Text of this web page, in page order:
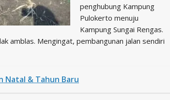
penghubung Kampung
Pulokerto menuju
Kampung Sungai Rengas.
amblas. Mengingat, pembangunan jalan sendiri
Natal & Tahun Baru